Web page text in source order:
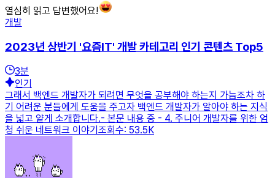
열심히 읽고 답변했어요!
개발
2023년 상반기 '요즘IT' 개발 카테고리 인기 콘텐츠 Top5
3분
인기
그래서 백엔드 개발자가 되려면 무엇을 공부해야 하는지 가늠조차 하
기 어려운 분들에게 도움을 주고자 백엔드 개발자가 알아야 하는 지식
을 넓고 얕게 소개합니다.- 본문 내용 중 - 4. 주니어 개발자를 위한 엄
청 쉬운 네트워크 이야기조회수: 53.5K